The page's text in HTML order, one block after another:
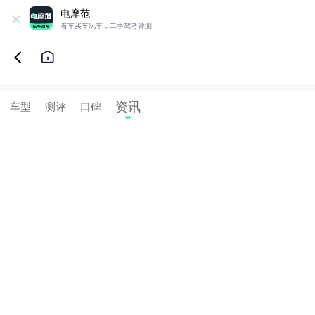
+ 电摩范
看车买车玩车，二手驾考评测
车型 测评 口碑 资讯